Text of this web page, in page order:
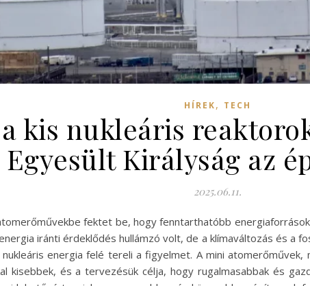
HÍREK, TECH
kis nukleáris
Egyesült Királyság az
2025.06.11.
fektet be, hogy fenntarthatóbb
iránti érdeklődés hullámzó volt, de a klímaváltozás és a
energia felé tereli a figyelmet. A mini atomerőművek,
kisebbek, és a tervezésük célja, hogy rugalmasabbak és